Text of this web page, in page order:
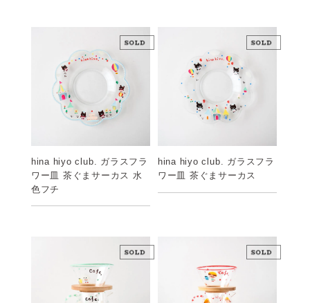
hina hiyo club. ガラスフラ
ワー皿 茶ぐまサーカス 水
色フチ
hina hiyo club. ガラスフラ
ワー皿 茶ぐまサーカス